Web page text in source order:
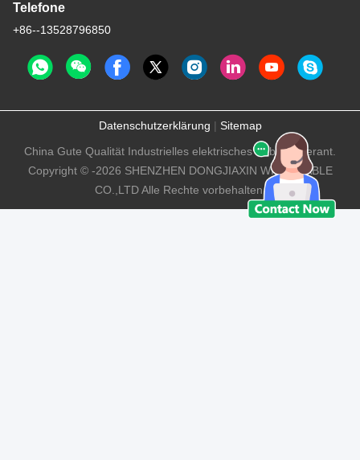
Telefone
+86--13528796850
Datenschutzerklärung | Sitemap
China Gute Qualität Industrielles elektrisches Kabel Lieferant.
Copyright © -2026 SHENZHEN DONGJIAXIN WIRE&CABLE
CO.,LTD Alle Rechte vorbehalten.